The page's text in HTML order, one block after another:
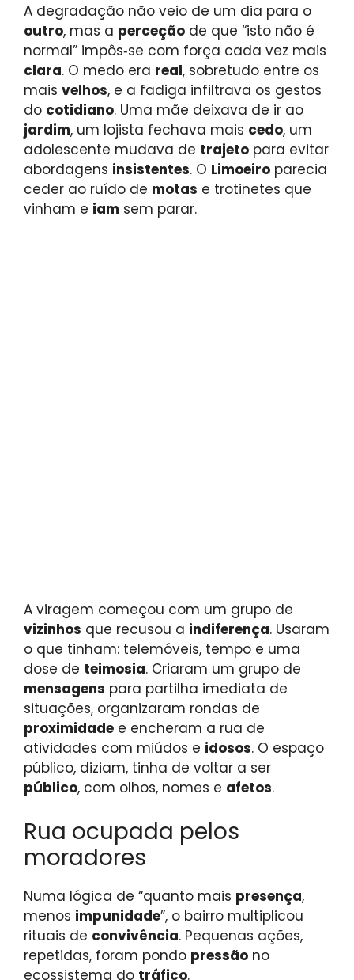
A degradação não veio de um dia para o
outro, mas a perceção de que “isto não é
normal” impôs‑se com força cada vez mais
clara. O medo era real, sobretudo entre os
mais velhos, e a fadiga infiltrava os gestos
do cotidiano. Uma mãe deixava de ir ao
jardim, um lojista fechava mais cedo, um
adolescente mudava de trajeto para evitar
abordagens insistentes. O Limoeiro parecia
ceder ao ruído de motas e trotinetes que
vinham e iam sem parar.
A viragem começou com um grupo de
vizinhos que recusou a indiferença. Usaram
o que tinham: telemóveis, tempo e uma
dose de teimosia. Criaram um grupo de
mensagens para partilha imediata de
situações, organizaram rondas de
proximidade e encheram a rua de
atividades com miúdos e idosos. O espaço
público, diziam, tinha de voltar a ser
público, com olhos, nomes e afetos.
Rua ocupada pelos
moradores
Numa lógica de “quanto mais presença,
menos impunidade”, o bairro multiplicou
rituais de convivência. Pequenas ações,
repetidas, foram pondo pressão no
ecossistema do tráfico.